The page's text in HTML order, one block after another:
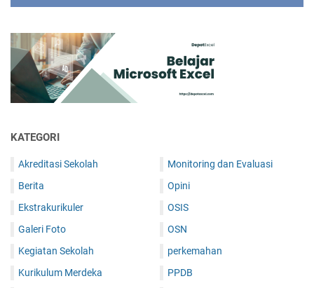
KATEGORI
Akreditasi Sekolah
Berita
Ekstrakurikuler
Galeri Foto
Kegiatan Sekolah
Kurikulum Merdeka
Monitoring dan Evaluasi
Opini
OSIS
OSN
perkemahan
PPDB